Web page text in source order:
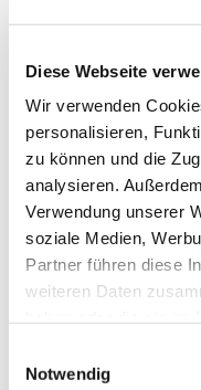
Diese Webseite
Wir verwenden
personalisieren,
zu können und die
analysieren.
Verwendung unserer
soziale Medien,
Partner führen diese
weiteren Daten
Notwendig